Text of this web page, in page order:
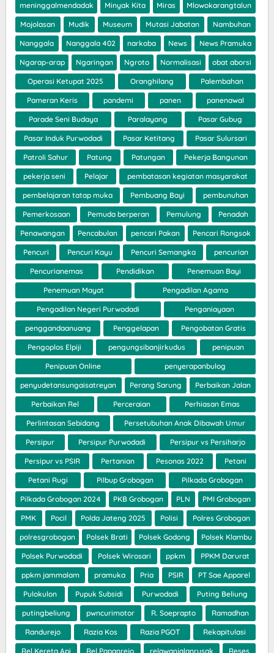
meninggalmendadak Minyak Kita Miras Mlowokarangtalun
Mojolasan Mudik Museum Mutasi Jabatan Nambuhan
Nanggala Nanggala 402 narkoba News News Pramuka
Ngarap-arap Ngaringan Ngroto Normalisasi obat aborsi
Operasi Ketupat 2025 Oranghilang Palembahan
Pameran Keris pandemi panen panenawal
Parade Seni Budaya Paralayang Pasar Gubug
Pasar Induk Purwodadi Pasar Ketitang Pasar Sulursari
Patroli Sahur Patung Patungan Pekerja Bangunan
pekerja seni Pelajar pembatasan kegiatan masyarakat
pembelajaran tatap muka Pembuang Bayi pembunuhan
Pemerkosaan Pemuda berperan Pemulung Penadah
Penawangan Pencabulan pencari Pakan Pencari Rongsok
Pencuri Pencuri Kayu Pencuri Semangka pencurian
Pencurianemas Pendidikan Penemuan Bayi
Penemuan Mayat Pengadilan Agama
Pengadilan Negeri Purwodadi Penganiayaan
penggandaanuang Penggelapan Pengobatan Gratis
Pengoplos Elpiji pengungsibanjirkudus penipuan
Penipuan Online penyerapanbulog
penyudetansungaisatreyan Perang Sarung Perbaikan Jalan
Perbaikan Rel Perceraian Perhiasan Emas
Perlintasan Sebidang Persetubuhan Anak Dibawah Umur
Persipur Persipur Purwodadi Persipur vs Persiharjo
Persipur vs PSIR Pertanian Pesonas 2022 Petani
Petani Rugi Pilbup Grobogan Pilkada Grobogan
Pilkada Grobogan 2024 PKB Grobogan PLN PMI Grobogan
PMK Pocil Polda Jateng 2025 Polisi Polres Grobogan
polresgrobogan Polsek Brati Polsek Godong Polsek Klambu
Polsek Purwodadi Polsek Wirosari ppkm PPKM Darurat
ppkm jammalam pramuka Pria PSIR PT Sae Apparel
Pulokulon Pupuk Subsidi Purwodadi Puting Beliung
putingbeliung pwncurimotor R. Soeprapto Ramadhan
Randurejo Razia Kos Razia PGOT Rekapitulasi
Rel Kereta Api Rel Papanrejo relawanjalanrusak Reses